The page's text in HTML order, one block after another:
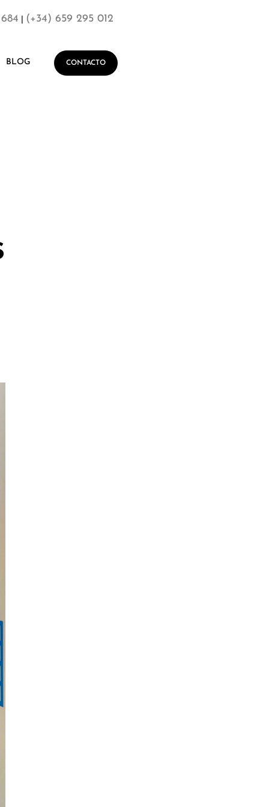
(+34) 659 295 012
BLOG CONTACTO